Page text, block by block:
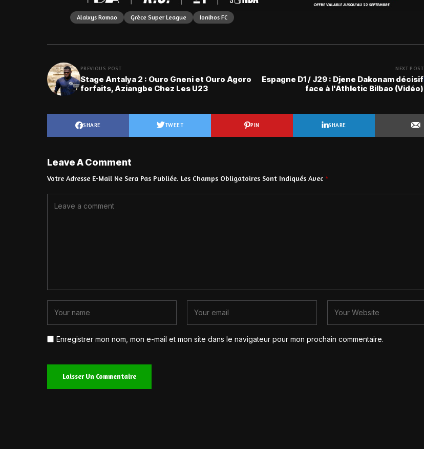
Alaixys Romao Grèce Super League Ionikos FC
PREVIOUS POST
Stage Antalya 2 : Ouro Gneni et Ouro Agoro
forfaits, Aziangbe Chez Les U23
NEXT POST
Espagne D1 / J29 : Djene Dakonam décisif
face à l'Athletic Bilbao (Vidéo)
SHARE TWEET PIN SHARE
Leave A Comment
Votre Adresse E-Mail Ne Sera Pas Publiée. Les Champs Obligatoires Sont Indiqués Avec *
Enregistrer mon nom, mon e-mail et mon site dans le navigateur pour mon prochain commentaire.